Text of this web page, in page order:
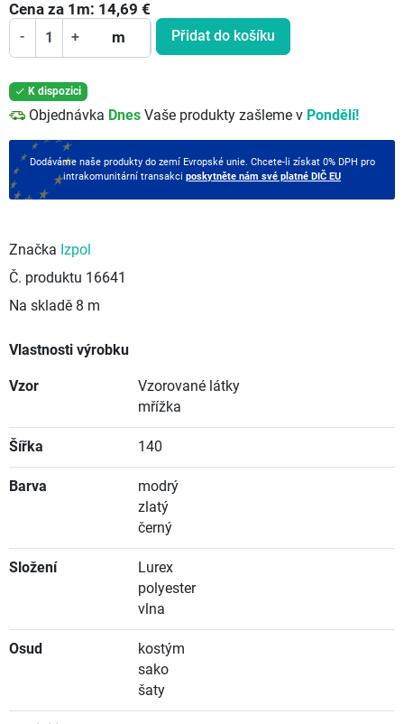
Cena za 1 m: 14,69 €
- + m Přidat do košíku
 K dispozici
Objednávka Dnes Vaše produkty zašleme v Pondělí!
Dodáváme naše produkty do zemí Evropské unie. Chcete-li získat 0% DPH pro
intrakomunitární transakci poskytněte nám své platné DIČ EU
Značka Izpol
Č. produktu 16641
Na skladě 8 m
Vlastnosti výrobku
Vzor
Vzorované látky
mřížka
Šířka 140
Barva
modrý
zlatý
černý
Složení
Lurex
polyester
vlna
Osud
kostým
sako
šaty